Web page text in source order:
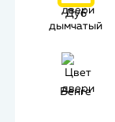
Дуб
дымчатый
Венге